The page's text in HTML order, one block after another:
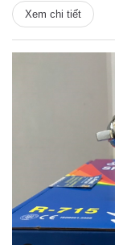
Xem chi tiết